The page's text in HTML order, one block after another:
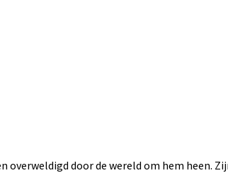
overweldigd door de wereld om hem heen.